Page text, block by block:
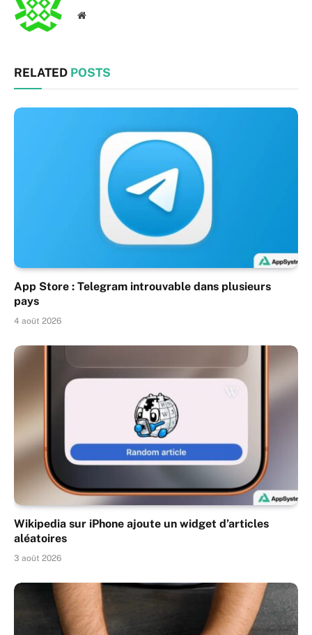
Website
RELATED POSTS
App Store : Telegram introuvable dans plusieurs
pays
4 août 2026
Wikipedia sur iPhone ajoute un widget d’articles
aléatoires
3 août 2026